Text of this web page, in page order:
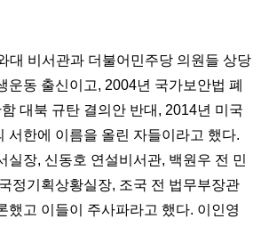
대 비서관과 더불어민주당 의원들 상당
운동 출신이고, 2004년 국가보안법 폐
대북 규탄 결의안 반대, 2014년 미국
서한에 이름을 올린 자들이라고 했다.
실장, 신동호 연설비서관, 백원우 전 민
정기획상황실장, 조국 전 법무부장관
했고 이들이 주사파라고 했다. 이인영